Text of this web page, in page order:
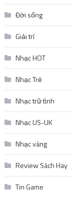
Đời sống
Giải trí
Nhạc HOT
Nhạc Trẻ
Nhạc trữ tình
Nhạc US-UK
Nhạc vàng
Review Sách Hay
Tin Game